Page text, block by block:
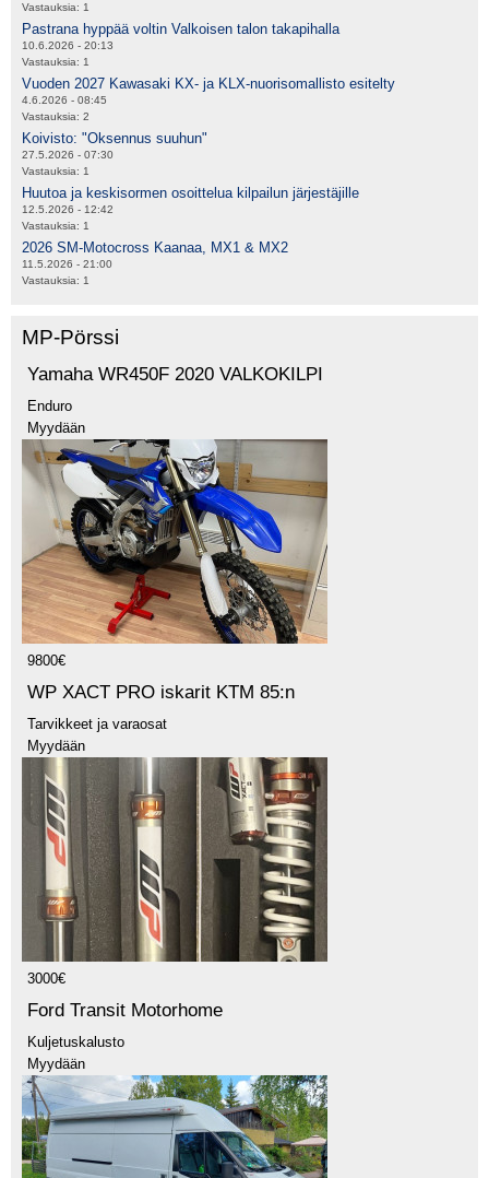
Vastauksia: 1
Pastrana hyppää voltin Valkoisen talon takapihalla
10.6.2026 - 20:13
Vastauksia: 1
Vuoden 2027 Kawasaki KX- ja KLX-nuorisomallisto esitelty
4.6.2026 - 08:45
Vastauksia: 2
Koivisto: "Oksennus suuhun"
27.5.2026 - 07:30
Vastauksia: 1
Huutoa ja keskisormen osoittelua kilpailun järjestäjille
12.5.2026 - 12:42
Vastauksia: 1
2026 SM-Motocross Kaanaa, MX1 & MX2
11.5.2026 - 21:00
Vastauksia: 1
MP-Pörssi
Yamaha WR450F 2020 VALKOKILPI
Enduro
Myydään
9800€
WP XACT PRO iskarit KTM 85:n
Tarvikkeet ja varaosat
Myydään
3000€
Ford Transit Motorhome
Kuljetuskalusto
Myydään